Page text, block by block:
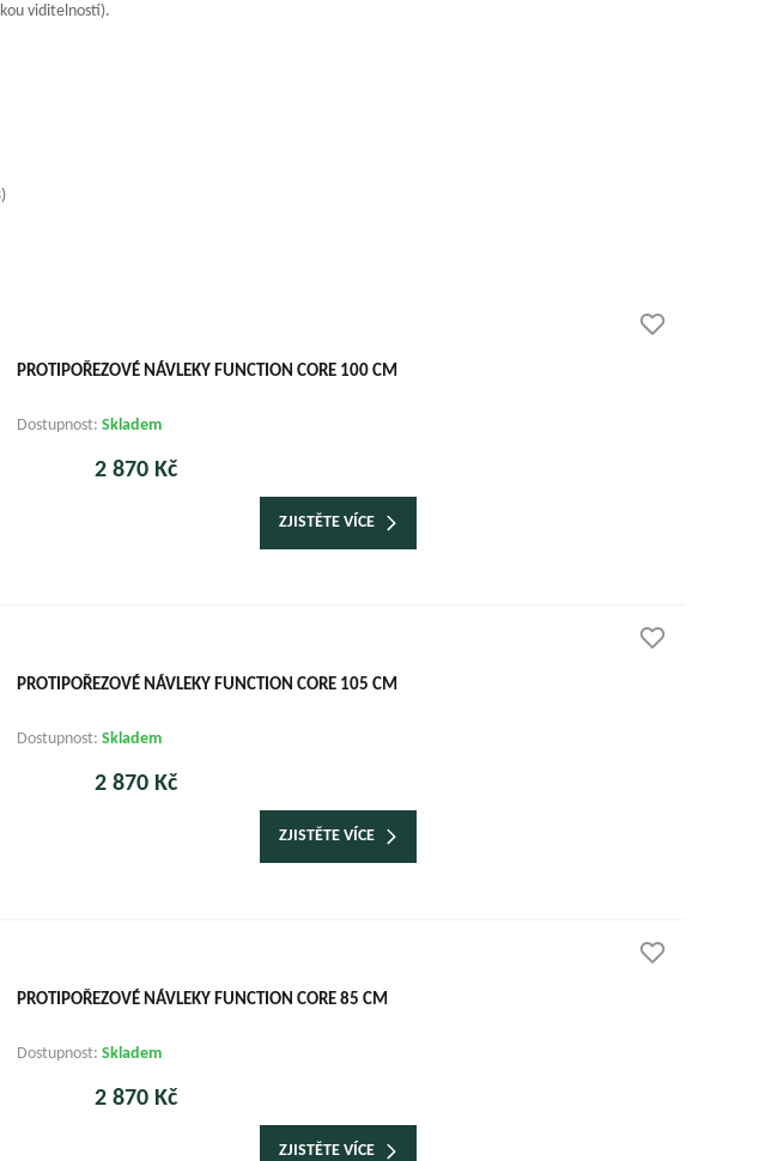
viditelností).
PROTIPOŘEZOVÉ NÁVLEKY FUNCTION CORE 100 CM
Dostupnost: Skladem
2 870 Kč
ZJISTĚTE VÍCE
PROTIPOŘEZOVÉ NÁVLEKY FUNCTION CORE 105 CM
Dostupnost: Skladem
2 870 Kč
ZJISTĚTE VÍCE
PROTIPOŘEZOVÉ NÁVLEKY FUNCTION CORE 85 CM
Dostupnost: Skladem
2 870 Kč
ZJISTĚTE VÍCE